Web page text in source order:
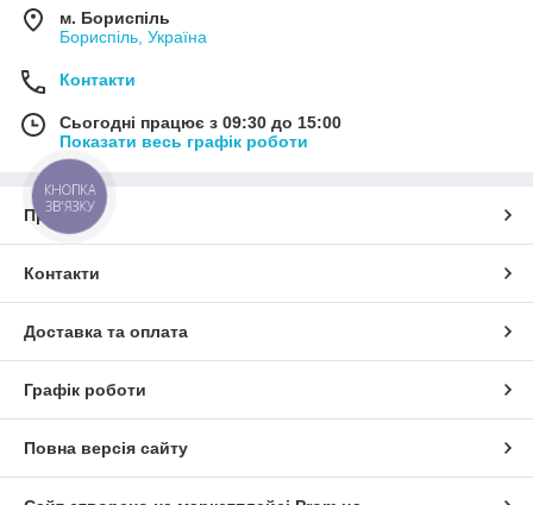
м. Бориспіль
Бориспіль, Україна
Контакти
Сьогодні працює з 09:30 до 15:00
Показати весь графік роботи
Про нас
Контакти
Доставка та оплата
Графік роботи
Повна версія сайту
КНОПКА
ЗВ'ЯЗКУ